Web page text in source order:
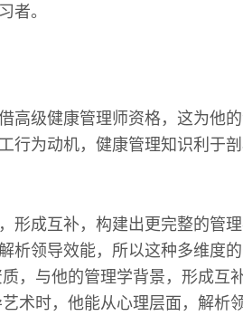
者。
高级健康管理师资格，这为他
行为动机，健康管理知识利于
形成互补，构建出更完整的管
析领导效能，所以这种多维度
，与他的管理学背景，形成互
术时，他能从心理层面，解析